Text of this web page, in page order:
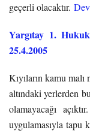
geçerli olacaktır.
Yargıtay 1.
25.4.2005
Kıyıların kamu
altındaki yerlerden
olamayacağı
uygulamasıyla tapu